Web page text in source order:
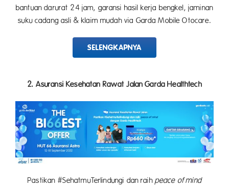
bantuan darurat 24 jam, garansi hasil kerja bengkel, jaminan
suku cadang asli & klaim mudah via Garda Mobile Otocare.
SELENGKAPNYA
2. Asuransi Kesehatan Rawat Jalan Garda Healthtech
Pastikan #SehatmuTerlindungi dan raih peace of mind